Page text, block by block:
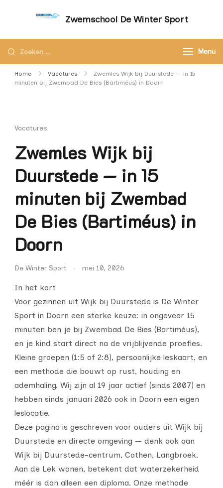
Zwemschool De Winter Sport
aandacht – Zwemschool De Winter Sport
Menu
Home Vacatures
Zwemles Wijk bij Duurstede — in 15
minuten bij Zwembad De Bies (Bartiméus) in Doorn
Vacatures
Zwemles Wijk bij
Duurstede — in 15
minuten bij Zwembad
De Bies (Bartiméus) in
Doorn
De Winter Sport mei 10, 2026
In het kort
Voor gezinnen uit Wijk bij Duurstede is De Winter
Sport in Doorn een sterke keuze: in ongeveer 15
minuten ben je bij Zwembad De Bies (Bartiméus),
en je kind start direct na de vrijblijvende proefles.
Kleine groepen (1:5 of 2:8), persoonlijke leskaart, en
een methode die bouwt op rust, houding en
ademhaling. Wij zijn al 19 jaar actief (sinds 2007) en
hebben sinds januari 2026 ook in Doorn een eigen
leslocatie.
Deze pagina is geschreven voor ouders uit Wijk bij
Duurstede en directe omgeving — denk ook aan
Wijk bij Duurstede-centrum, Cothen, Langbroek.
Aan de Lek wonen, betekent dat waterzekerheid
méér is dan alleen een diploma. Onze methode